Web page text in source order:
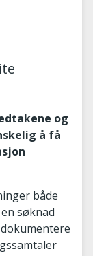
og
å få
både
søknad